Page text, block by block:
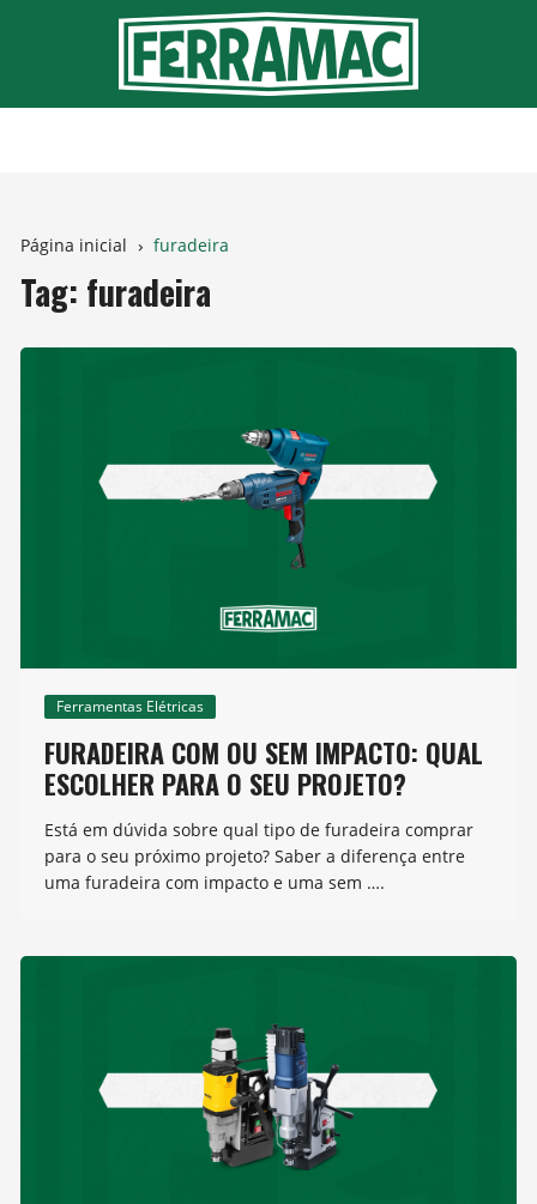
Página inicial furadeira
Tag: furadeira
Ferramentas Elétricas
FURADEIRA COM OU SEM IMPACTO: QUAL
ESCOLHER PARA O SEU PROJETO?
Está em dúvida sobre qual tipo de furadeira comprar
para o seu próximo projeto? Saber a diferença entre
uma furadeira com impacto e uma sem ….